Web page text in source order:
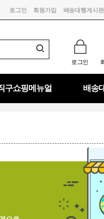
로그인 회원가입 배송대행게시판
로그인
구쇼핑메뉴얼 배송